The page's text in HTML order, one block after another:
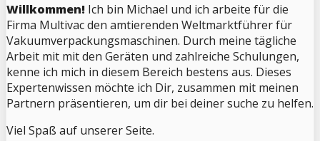
Willkommen! Ich bin Michael und ich arbeite für die
Firma Multivac den amtierenden Weltmarktführer für
Vakuumverpackungsmaschinen. Durch meine tägliche
Arbeit mit mit den Geräten und zahlreiche Schulungen,
kenne ich mich in diesem Bereich bestens aus. Dieses
Expertenwissen möchte ich Dir, zusammen mit meinen
Partnern präsentieren, um dir bei deiner suche zu helfen.
Viel Spaß auf unserer Seite.